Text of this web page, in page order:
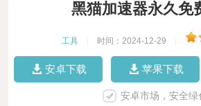
黑猫加速器永久免
工具 时间：2024-12-29
安卓下载 苹果下载
安卓市场，安全绿